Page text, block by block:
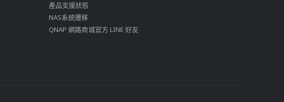
產品支援狀態
NAS系統遷移
QNAP 網路商城官方 LINE 好友